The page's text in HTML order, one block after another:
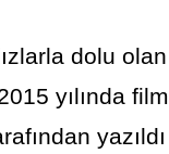
dolu olan
yılında